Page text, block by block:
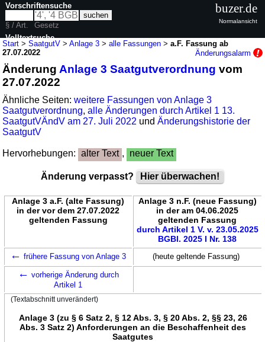
Start >SaatgutV >Anlage 3 >alle Fassungen >a.F. Fassung ab
27.07.2022
Änderungsalarm
Änderung Anlage 3 Saatgutverordnung vom
27.07.2022
Ähnliche Seiten:weitere Fassungen von Anlage 3
Saatgutverordnung,alle Änderungen durch Artikel 1 13.
SaatgutVÄndV am 27. Juli 2022 undÄnderungshistorie der
SaatgutV
Hervorhebungen: alter Text , neuer Text
Änderung verpasst? Hier überwachen!
Anlage 3 a.F. (alte Fassung)
in der vor dem 27.07.2022
geltenden Fassung
Anlage 3 n.F. (neue Fassung)
in der am 04.06.2025
geltenden Fassung
durch Artikel 1 V. v. 23.05.2025
BGBl. 2025 I Nr. 138
← frühere Fassung von Anlage 3 (heute geltende Fassung)
← vorherige Änderung durch
Artikel 1
(Textabschnitt unverändert)
Anlage 3 (zu § 6 Satz 2, § 12 Abs. 3, § 20 Abs. 2, §§ 23, 26
Abs. 3 Satz 2) Anforderungen an die Beschaffenheit des
Saatgutes
Vorschriftensuche
§ / Art.
Gesetz
Volltextsuche
buzer.de
Normalansicht